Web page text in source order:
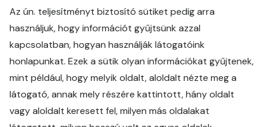
Az ún. teljesítményt biztosító sütiket pedig arra
használjuk, hogy információt gyűjtsünk azzal
kapcsolatban, hogyan használják látogatóink
honlapunkat. Ezek a sütik olyan információkat gyűjtenek,
mint például, hogy melyik oldalt, aloldalt nézte meg a
látogató, annak mely részére kattintott, hány oldalt
vagy aloldalt keresett fel, milyen más oldalakat